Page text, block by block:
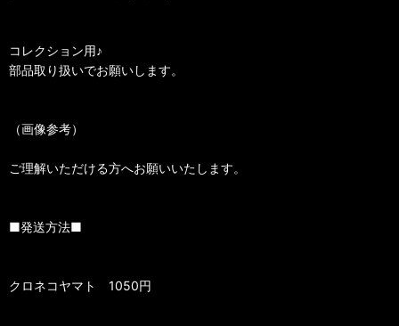
コレクション用♪
部品取り扱いでお願いします。
（画像参考）
ご理解いただける方へお願いいたします。
■発送方法■
クロネコヤマト 1050円